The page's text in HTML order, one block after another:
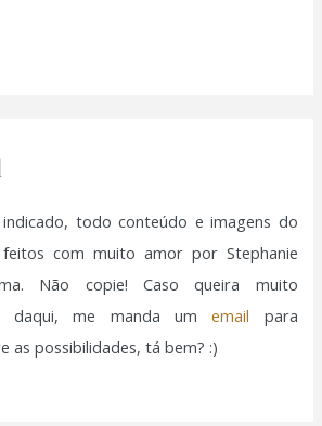
todo conteúdo e imagens do
com muito amor por Stephanie
Não copie! Caso queira muito
daqui, me manda umemail para
as possibilidades, tá bem? :)